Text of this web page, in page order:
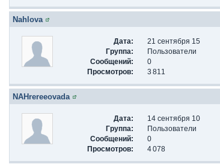
Nahlova
Дата:
21 сентября 15
Группа:
Пользователи
Сообщений:
0
Просмотров:
3 811
NAHrereeovada
Дата:
14 сентября 10
Группа:
Пользователи
Сообщений:
0
Просмотров:
4 078